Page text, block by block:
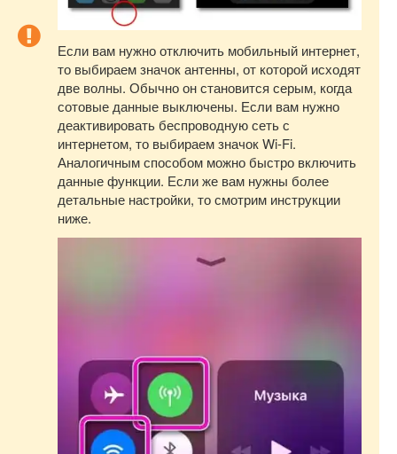
Если вам нужно отключить мобильный интернет,
то выбираем значок антенны, от которой исходят
две волны. Обычно он становится серым, когда
сотовые данные выключены. Если вам нужно
деактивировать беспроводную сеть с
интернетом, то выбираем значок Wi-Fi.
Аналогичным способом можно быстро включить
данные функции. Если же вам нужны более
детальные настройки, то смотрим инструкции
ниже.